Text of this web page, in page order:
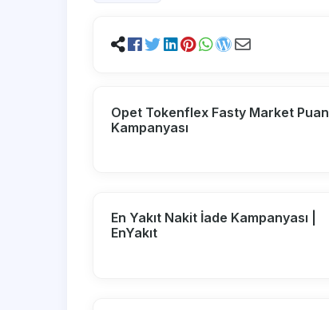
Opet Tokenflex Fasty Market Puan
Kampanyası
En Yakıt Nakit İade Kampanyası |
EnYakıt